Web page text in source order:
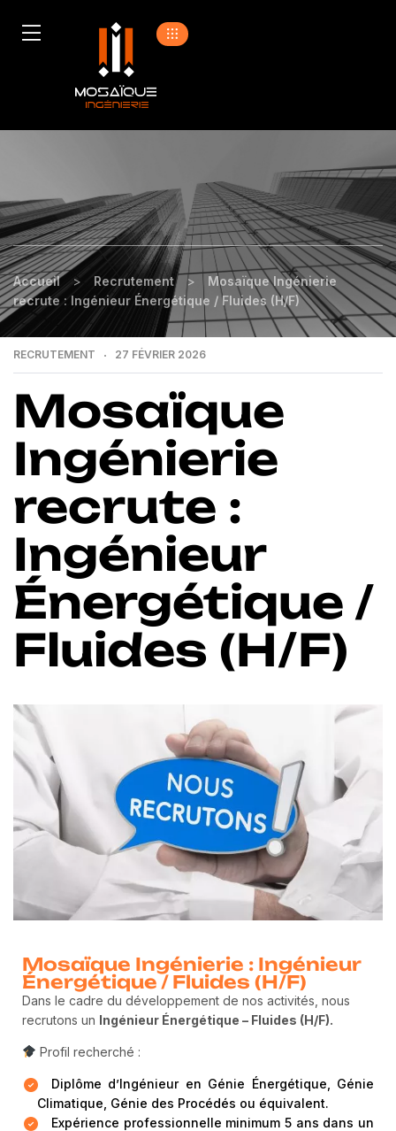
Accueil > Recrutement >
Mosaïque Ingénierie
recrute : Ingénieur Énergétique / Fluides (H/F)
RECRUTEMENT 27 FÉVRIER 2026
Mosaïque
Ingénierie
recrute :
Ingénieur
Énergétique /
Fluides (H/F)
Mosaïque Ingénierie : Ingénieur
Énergétique / Fluides (H/F)
Dans le cadre du développement de nos activités, nous
recrutons un Ingénieur Énergétique – Fluides (H/F).
Profil recherché :
Diplôme d’Ingénieur en Génie Énergétique, Génie
Climatique, Génie des Procédés ou équivalent.
Expérience professionnelle minimum 5 ans dans un